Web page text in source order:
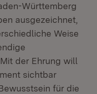
Württemberg
ausgezeichnet,
Weise
der Ehrung will
sichtbar
für die